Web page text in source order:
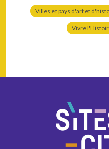
Villes et pays d'art et
Vivre